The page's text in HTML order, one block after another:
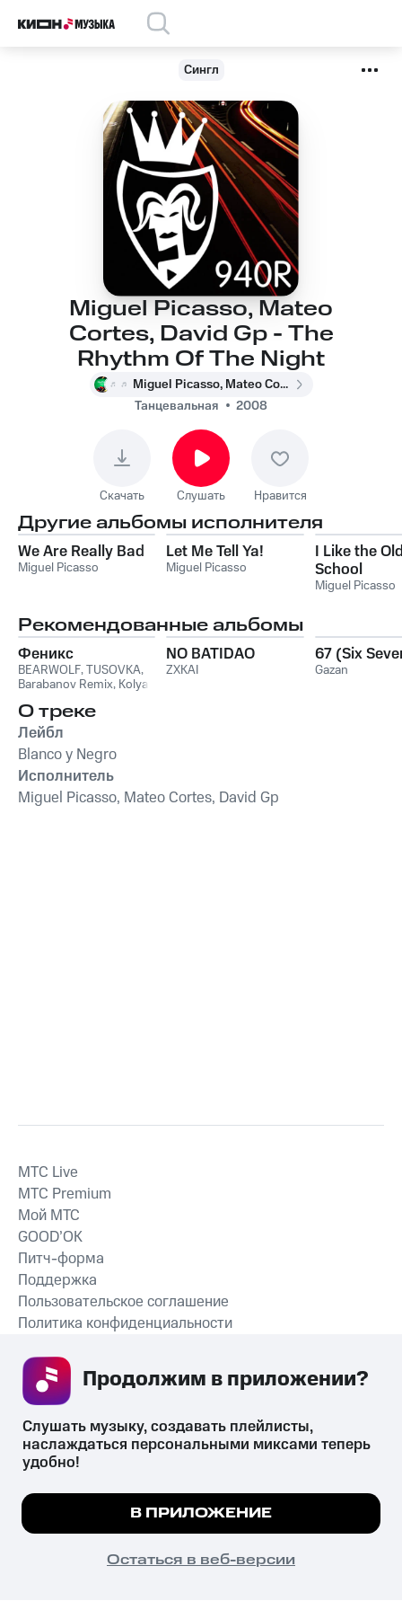
Сингл
Miguel Picasso, Mateo
Cortes, David Gp - The
Rhythm Of The Night
Miguel Picasso, Mateo Cortes, David Gp
Танцевальная
2008
Скачать Слушать Нравится
Другие альбомы исполнителя
We Are Really Bad
Miguel Picasso
Let Me Tell Ya!
Miguel Picasso
I Like the
School
Miguel Picasso
Рекомендованные альбомы
Феникс
BEARWOLF,TUSOVKA,
Barabanov Remix, Kolya
NO BATIDAO
ZXKAI
67 (Six
Gazan
О треке
Лейбл
Blanco y Negro
Исполнитель
Miguel Picasso, Mateo Cortes, David Gp
СКАЧАТЬ ПРИЛОЖЕНИЕ
MTС Live
MTС Premium
Мой МТС
GOOD’OK
Питч-форма
Поддержка
Пользовательское соглашение
Политика конфиденциальности
психотропных веществ, их аналогов причиняет вред здоровью,
их незаконный оборот запрещён и влечёт установленную
законодательством ответственность.
© 2026 ООО «КИОН».
Все права защищены
Мы используем куки, чтобы на сайте все
Подробнее
ПОНЯТНО
Слушать музыку, создавать плейлисты,
наслаждаться персональными миксами теперь
удобно!
В ПРИЛОЖЕНИЕ
Остаться в веб-версии